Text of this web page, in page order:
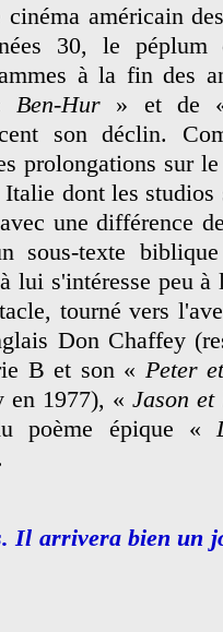
américain
30, le péplum
à la fin des
Ben-Hur » et de
son déclin.
prolongations sur
dont les studios
une différence
sous-texte
lui s'intéresse peu
tourné vers
Don Chaffey
B et son « Peter
en 1977), « Jason et
poème épique «
Il arrivera bien un